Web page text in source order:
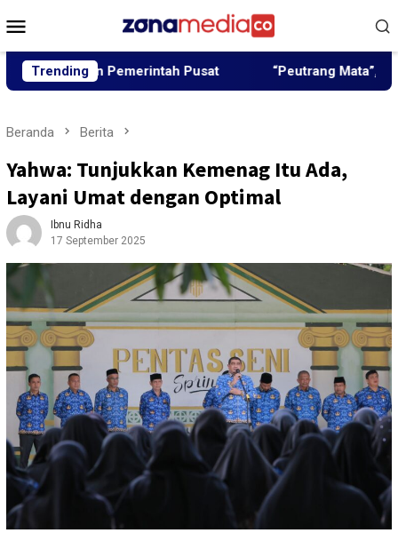
ke
Mobile
Trending
Pemerintah Pusat “Peutrang Mata”, BRA Aceh
Beranda Berita
Yahwa: Tunjukkan Kemenag Itu Ada,
Layani Umat dengan Optimal
Ibnu Ridha
17 September 2025